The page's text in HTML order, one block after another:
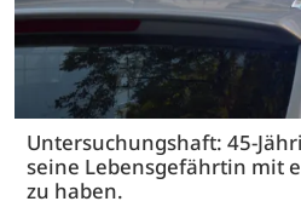
Untersuchungshaft: 45-
seine Lebensgefährtin mit
zu haben.